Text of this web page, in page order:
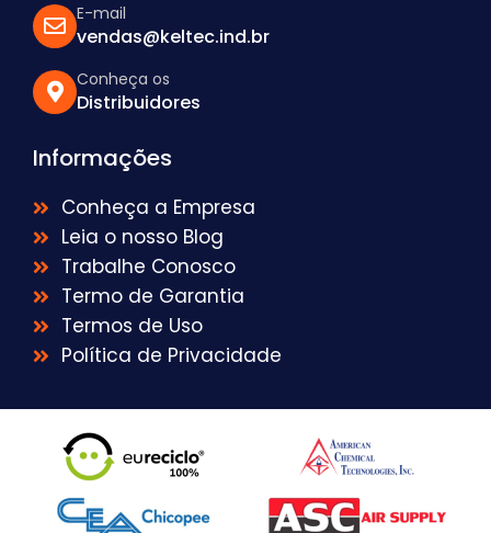
E-mail
vendas@keltec.ind.br
Conheça os
Distribuidores
Informações
Conheça a Empresa
Leia o nosso Blog
Trabalhe Conosco
Termo de Garantia
Termos de Uso
Política de Privacidade